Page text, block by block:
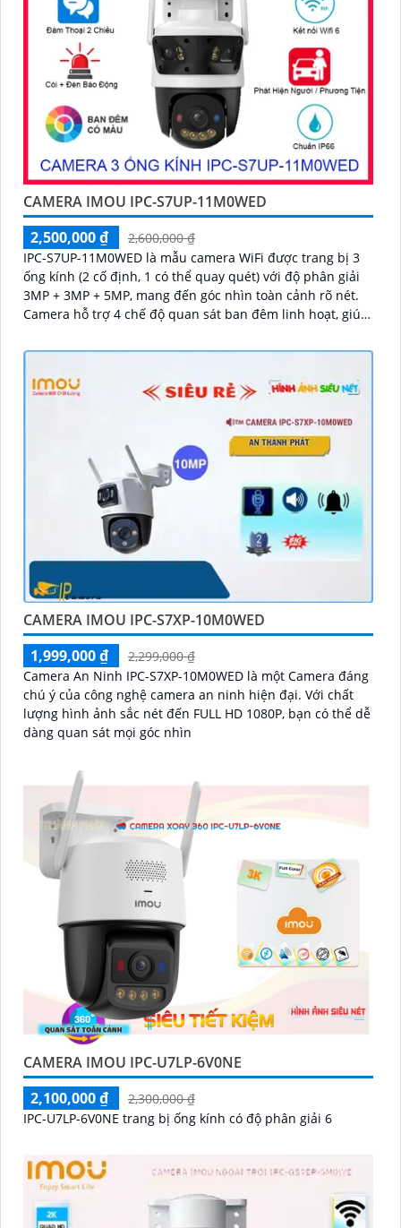
CAMERA IMOU IPC-S7UP-11M0WED
2,500,000 ₫
2,600,000 ₫
IPC-S7UP-11M0WED là mẫu camera WiFi được trang bị 3
ống kính (2 cố định, 1 có thể quay quét) với độ phân giải
3MP + 3MP + 5MP, mang đến góc nhìn toàn cảnh rõ nét.
Camera hỗ trợ 4 chế độ quan sát ban đêm linh hoạt, giúp
CAMERA IMOU IPC-S7XP-10M0WED
1,999,000 ₫
2,299,000 ₫
Camera An Ninh IPC-S7XP-10M0WED là một Camera đáng
chú ý của công nghệ camera an ninh hiện đại. Với chất
lượng hình ảnh sắc nét đến FULL HD 1080P, bạn có thể dễ
dàng quan sát mọi góc nhìn
CAMERA IMOU IPC-U7LP-6V0NE
2,100,000 ₫
2,300,000 ₫
IPC-U7LP-6V0NE trang bị ống kính có độ phân giải 6